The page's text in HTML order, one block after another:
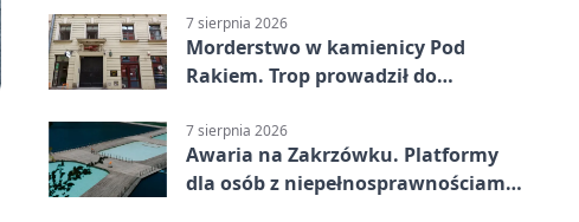
7 sierpnia 2026
Morderstwo w kamienicy Pod
Rakiem. Trop prowadził do
7 sierpnia 2026
Awaria na Zakrzówku. Platformy
dla osób z niepełnosprawnościami